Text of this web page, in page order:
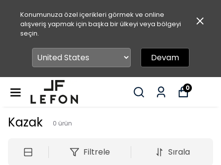
Konumunuza özel içerikleri görmek ve online
alışveriş yapmak için başka bir ülkeyi veya bölgeyi
seçin.
Devam
0
Kazak 0 ürün
Filtrele Sırala